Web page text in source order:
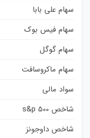
سهام علی بابا
سهام فیس بوک
سهام گوگل
سهام ماکروسافت
سواد مالی
شاخص s&p 500
شاخص داوجونز